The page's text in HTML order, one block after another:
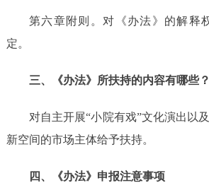
第六章附则。对《办法》的解释
定。
三、《办法》所扶持的内容有哪些？
对自主开展“小院有戏”文化演出 以
新空间的市场主体给予扶持。
四、《办法》申报注意事项